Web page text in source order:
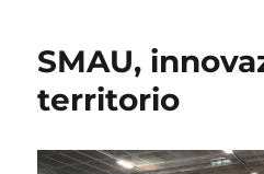
SMAU,
territorio